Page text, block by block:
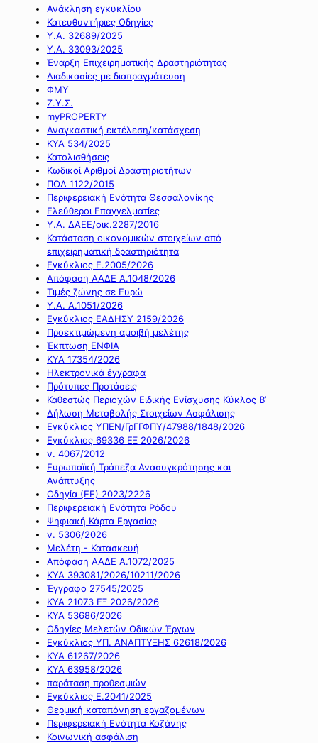
Ανάκληση εγκυκλίου
Κατευθυντήριες Οδηγίες
Υ.Α. 32689/2025
Υ.Α. 33093/2025
Έναρξη Επιχειρηματικής Δραστηριότητας
Διαδικασίες με διαπραγμάτευση
ΦΜΥ
Ζ.Υ.Σ.
myPROPERTY
Αναγκαστική εκτέλεση/κατάσχεση
ΚΥΑ 534/2025
Κατολισθήσεις
Κωδικοί Αριθμοί Δραστηριοτήτων
ΠΟΛ 1122/2015
Περιφερειακή Ενότητα Θεσσαλονίκης
Ελεύθεροι Επαγγελματίες
Υ.Α. ΔΑΕΕ/οικ.2287/2016
Κατάσταση οικονομικών στοιχείων από
επιχειρηματική δραστηριότητα
Εγκύκλιος Ε.2005/2026
Απόφαση ΑΑΔΕ Α.1048/2026
Τιμές ζώνης σε Ευρώ
Υ.Α. Α.1051/2026
Εγκύκλιος ΕΑΔΗΣΥ 2159/2026
Προεκτιμώμενη αμοιβή μελέτης
Έκπτωση ΕΝΦΙΑ
ΚΥΑ 17354/2026
Ηλεκτρονικά έγγραφα
Πρότυπες Προτάσεις
Καθεστώς Περιοχών Ειδικής Ενίσχυσης Κύκλος Β’
Δήλωση Μεταβολής Στοιχείων Ασφάλισης
Εγκύκλιος ΥΠΕΝ/ΓρΓΓΦΠΥ/47988/1848/2026
Εγκύκλιος 69336 ΕΞ 2026/2026
ν. 4067/2012
Ευρωπαϊκή Τράπεζα Ανασυγκρότησης και
Ανάπτυξης
Οδηγία (ΕΕ) 2023/2226
Περιφερειακή Ενότητα Ρόδου
Ψηφιακή Κάρτα Εργασίας
ν. 5306/2026
Μελέτη - Κατασκευή
Απόφαση ΑΑΔΕ Α.1072/2025
ΚΥΑ 393081/2026/10211/2026
Έγγραφο 27545/2025
ΚΥΑ 21073 ΕΞ 2026/2026
ΚΥΑ 53686/2026
Οδηγίες Μελετών Οδικών Έργων
Εγκύκλιος ΥΠ. ΑΝΑΠΤΥΞΗΣ 62618/2026
ΚΥΑ 61267/2026
ΚΥΑ 63958/2026
παράταση προθεσμιών
Εγκύκλιος Ε.2041/2025
Θερμική καταπόνηση εργαζομένων
Περιφερειακή Ενότητα Κοζάνης
Κοινωνική ασφάλιση